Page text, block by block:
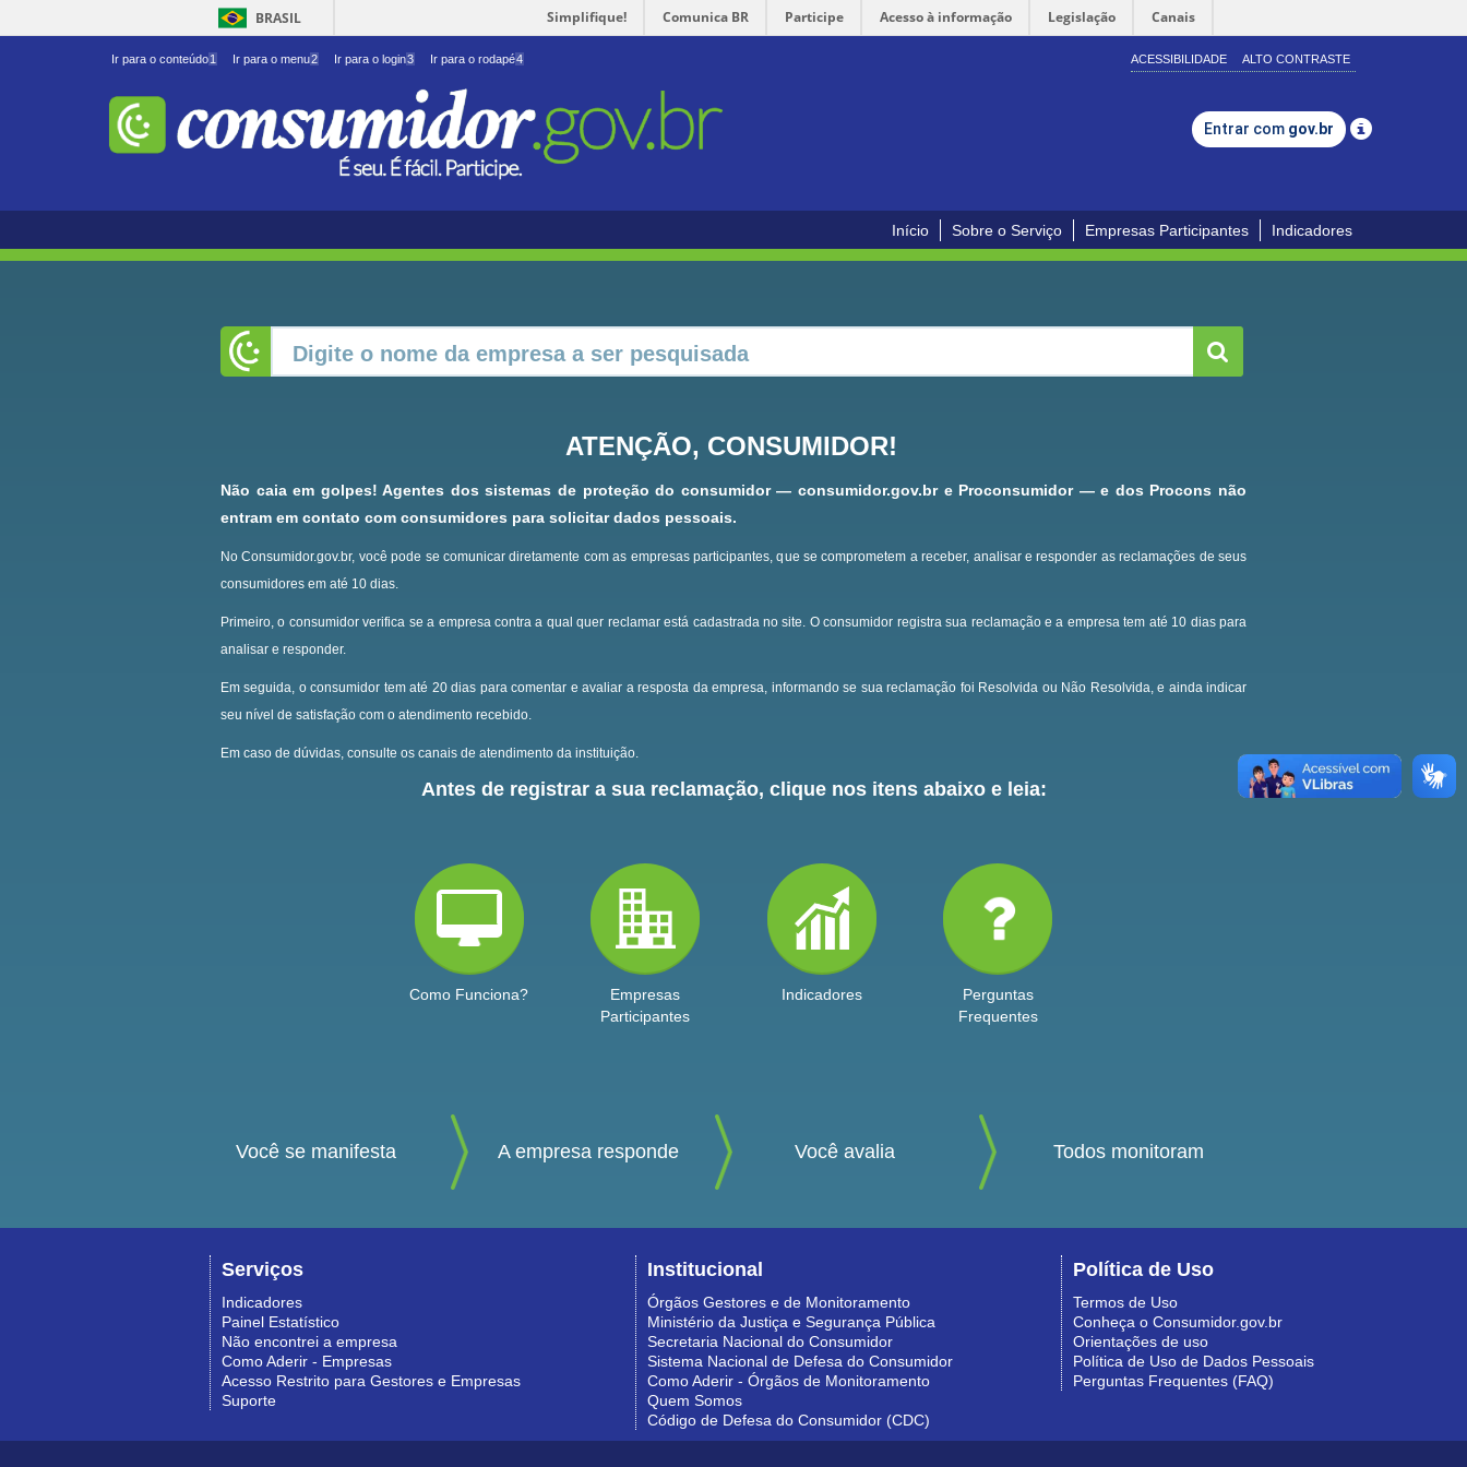
BRASIL Simplifique! Comunica BR Participe Acesso à informação Legislação Canais
Ir para o conteúdo1 Ir para o menu2 Ir para o login3 Ir para o rodapé4 ACESSIBILIDADE ALTO CONTRASTE
Entrar com gov.br
Início Sobre o Serviço Empresas Participantes Indicadores
ATENÇÃO, CONSUMIDOR!
Não caia em golpes! Agentes dos sistemas de proteção do consumidor — consumidor.gov.br e Proconsumidor — e dos Procons não
entram em contato com consumidores para solicitar dados pessoais.
No Consumidor.gov.br, você pode se comunicar diretamente com as empresas participantes, que se comprometem a receber, analisar e responder as reclamações de seus
consumidores em até 10 dias.
Primeiro, o consumidor verifica se a empresa contra a qual quer reclamar está cadastrada no site. O consumidor registra sua reclamação e a empresa tem até 10 dias para
analisar e responder.
Em seguida, o consumidor tem até 20 dias para comentar e avaliar a resposta da empresa, informando se sua reclamação foi Resolvida ou Não Resolvida, e ainda indicar
seu nível de satisfação com o atendimento recebido.
Em caso de dúvidas, consulte os canais de atendimento da instituição.
Antes de registrar a sua reclamação, clique nos itens abaixo e leia:
Como Funciona?
Empresas
Participantes
Indicadores
Perguntas
Frequentes
Você se manifesta A empresa responde Você avalia Todos monitoram
Serviços
Indicadores
Painel Estatístico
Não encontrei a empresa
Como Aderir - Empresas
Acesso Restrito para Gestores e Empresas
Suporte
Institucional
Órgãos Gestores e de Monitoramento
Ministério da Justiça e Segurança Pública
Secretaria Nacional do Consumidor
Sistema Nacional de Defesa do Consumidor
Como Aderir - Órgãos de Monitoramento
Quem Somos
Código de Defesa do Consumidor (CDC)
Política de Uso
Termos de Uso
Conheça o Consumidor.gov.br
Orientações de uso
Política de Uso de Dados Pessoais
Perguntas Frequentes (FAQ)